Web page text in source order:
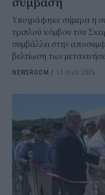
Υπογράφηκε σήμερα η
τριπλού κόμβου του
συμβάλλει στην
βελτίωση των
NEWSROOM / 13 Ιουλ 2026